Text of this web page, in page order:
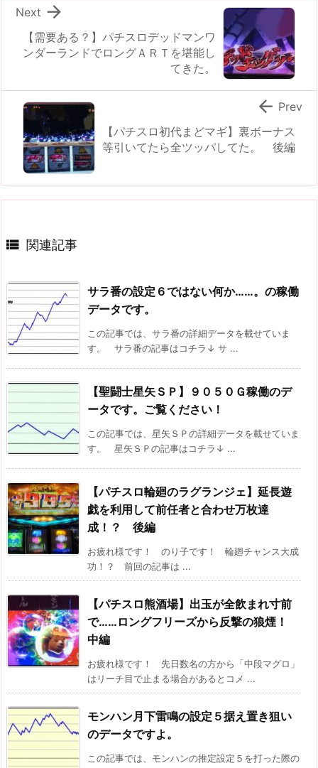
【需要ある？】パチスロデッドマンワ
ンダーランドでロングＡＲＴを堪能し
てきた。

Next
【パチスロ初代まどマギ】裏ボーナス
等引いてたら全ツッパしてた。 後編
 Prev
 関連記事
サラ番の設定６ではない何か……。の稼働
データです。
この記事では、サラ番の詳細データを載せていま
す。 サラ番の記事はコチラ↓ サ ...
【聖闘士星矢ＳＰ】９０５０Ｇ稼働のデ
ータです。ご覧ください！
この記事では、星矢ＳＰの詳細データを載せていま
す。 星矢ＳＰの記事はコチラ↓ ...
【パチスロ輪廻のラグランジェ】延長遊
戯を利用して前任者と合わせ万枚達
成！？ 後編
お疲れ様です！ のり子です！ 輪廻チャンス大成
功！？ 前回の記事は ...
【パチスロ熊酒場】出玉が全飲まれ寸前
で……ロングフリーズから反撃の狼煙！
中編
お疲れ様です！ 先日数名の方から「中段マグロ」
はリーチ目で止まる場合があるとコメ ...
モンハン月下雷鳴の設定５据え置き狙い
のデータですよ。
この記事では、モンハンの推定設定５を打った際の